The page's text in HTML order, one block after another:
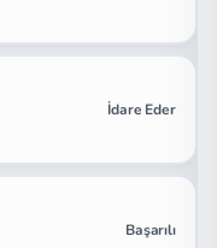
İdare Eder
Başarılı